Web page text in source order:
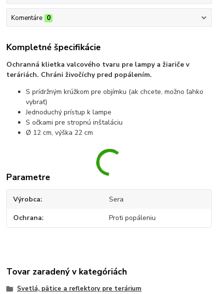
Komentáre 0
Kompletné špecifikácie
Ochranná klietka valcového tvaru pre lampy a žiariče v
teráriách. Chráni živočíchy pred popálením.
S prídržným krúžkom pre objímku (ak chcete, možno ľahko
vybrať)
Jednoduchý prístup k lampe
S očkami pre stropnú inštaláciu
Ø 12 cm, výška 22 cm
Parametre
Výrobca Sera
Ochrana Proti popáleniu
Tovar zaradený v kategóriách
Svetlá, pätice a reflektory pre terárium